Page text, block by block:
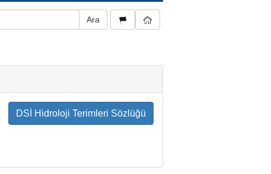
DSİ Hidroloji Terimleri Sözlüğü